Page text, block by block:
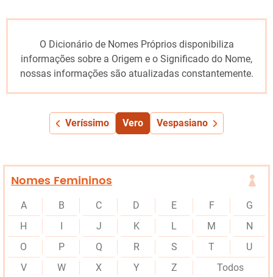
O Dicionário de Nomes Próprios disponibiliza
informações sobre a Origem e o Significado do Nome,
nossas informações são atualizadas constantemente.
Veríssimo Vero Vespasiano
Nomes Femininos
A B C D E F
G
H
I J K L M
N
O
P Q R S T
U
V
W X Y Z Todos